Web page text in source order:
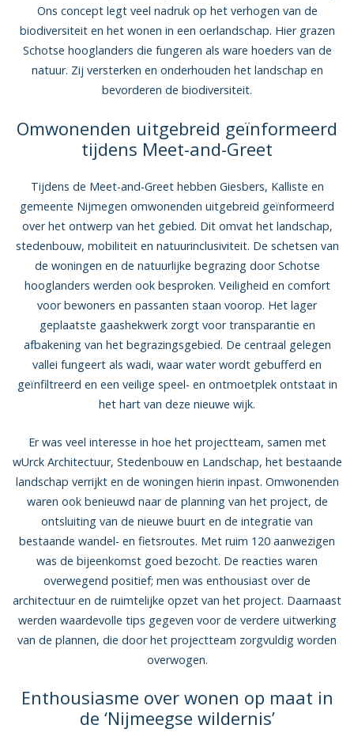
Ons concept legt veel nadruk op het verhogen van de
biodiversiteit en het wonen in een oerlandschap. Hier grazen
Schotse hooglanders die fungeren als ware hoeders van de
natuur. Zij versterken en onderhouden het landschap en
bevorderen de biodiversiteit.
Omwonenden uitgebreid geïnformeerd
tijdens Meet-and-Greet
Tijdens de Meet-and-Greet hebben Giesbers, Kalliste en
gemeente Nijmegen omwonenden uitgebreid geïnformeerd
over het ontwerp van het gebied. Dit omvat het landschap,
stedenbouw, mobiliteit en natuurinclusiviteit. De schetsen van
de woningen en de natuurlijke begrazing door Schotse
hooglanders werden ook besproken. Veiligheid en comfort
voor bewoners en passanten staan voorop. Het lager
geplaatste gaashekwerk zorgt voor transparantie en
afbakening van het begrazingsgebied. De centraal gelegen
vallei fungeert als wadi, waar water wordt gebufferd en
geïnfiltreerd en een veilige speel- en ontmoetplek ontstaat in
het hart van deze nieuwe wijk.
Er was veel interesse in hoe het projectteam, samen met
wUrck Architectuur, Stedenbouw en Landschap, het bestaande
landschap verrijkt en de woningen hierin inpast. Omwonenden
waren ook benieuwd naar de planning van het project, de
ontsluiting van de nieuwe buurt en de integratie van
bestaande wandel- en fietsroutes. Met ruim 120 aanwezigen
was de bijeenkomst goed bezocht. De reacties waren
overwegend positief; men was enthousiast over de
architectuur en de ruimtelijke opzet van het project. Daarnaast
werden waardevolle tips gegeven voor de verdere uitwerking
van de plannen, die door het projectteam zorgvuldig worden
overwogen.
Enthousiasme over wonen op maat in
de ‘Nijmeegse wildernis’